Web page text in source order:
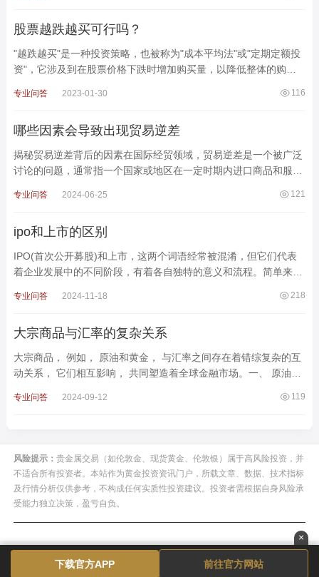
股票越跌越买可行吗？
"越跌越买"是一种投资策略，也被称为"成本平均法"或"定期定额投
资"，它涉及到在股票价格下跌时增加购买量，以降低整体的购买
116
专业问答 2023-01-30
哪些因素会导致出现贸易逆差
揭秘贸易逆差背后的因素在国际经贸领域，贸易逆差是一个被广泛
讨论的问题，通常指一个国家或地区在一定时期内进口商品和服务
121
专业问答 2024-06-25
ipo和上市的区别
IPO(首次公开募股)和上市，这两个词语经常被混淆，但它们代表
着企业发展中的不同阶段，有着各自独特的意义和流程。简单来
218
专业问答 2024-11-18
大宗商品与汇率的复杂关系
大宗商品， 例如， 原油和黄金， 与汇率之间存在着错综复杂的互
动关系， 它们相互影响， 共同塑造着全球金融市场。一、 原油与
119
专业问答 2024-09-12
风险提示： 贵金属交易（如伦敦金、现货黄金、伦敦银）属于高风险投资，并
不适合所有投资者。本站作为黄金投资资讯门户，所载文章、数据、技术指标
及行情分析仅供参考，不构成任何实质性投资建议。投资者需根据自身风险承
受能力独立决策，盈亏自负。
×
下载官方APP 前往官方网站